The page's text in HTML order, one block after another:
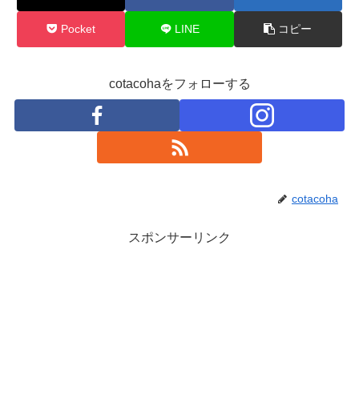
Pocket LINE コピー
cotacohaをフォローする
cotacoha
スポンサーリンク